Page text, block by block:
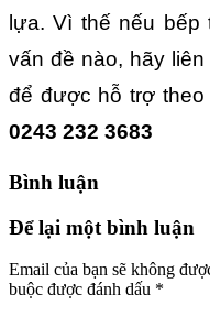
lựa. Vì thế nếu
vấn đề nào, hãy
để được hỗ trợ theo
0243 232 3683
Bình luận
Để lại một bình luận
Email của bạn sẽ không
buộc được đánh dấu *